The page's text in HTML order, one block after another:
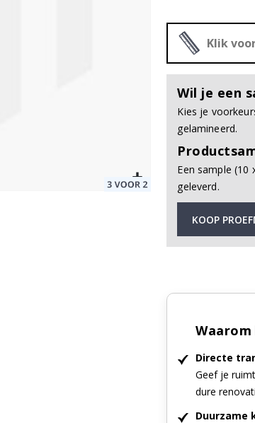
Klik
Wil je een
Kies je
gelamineerd.
Een sample (10
geleverd.
KOOP
Directe
Geef je
dure
Duurzame